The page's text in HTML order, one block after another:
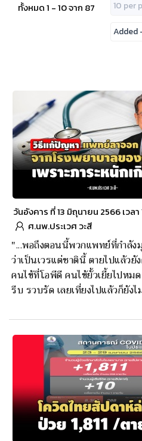
ทั้งหมด 1 - 10 จาก 87
วันอังคาร ที่ 13 มิถุนายน 2566 เวลา
ศ.นพ.ประเวศ วะสี
"...พอถึงตอนนี้พวกแพทย์ที่กำลัง
ว่าเป็นเวรแต่ชาตินี้ ตายไปแล้วยั
คนไข้ที่โอพีดี คนไข้ยั้วเยี้ยไปหม
รีบ รวบรัด เลยเที่ยงไปแล้วก็ยัง